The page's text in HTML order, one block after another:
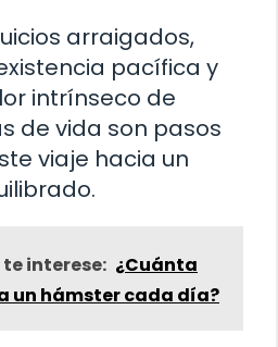
arraigados,
pacífica y
intrínseco de
de vida son pasos
viaje hacia un
interese: ¿Cuánta
un hámster cada día?